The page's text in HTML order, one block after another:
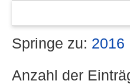
Springe zu: 2016
Anzahl der